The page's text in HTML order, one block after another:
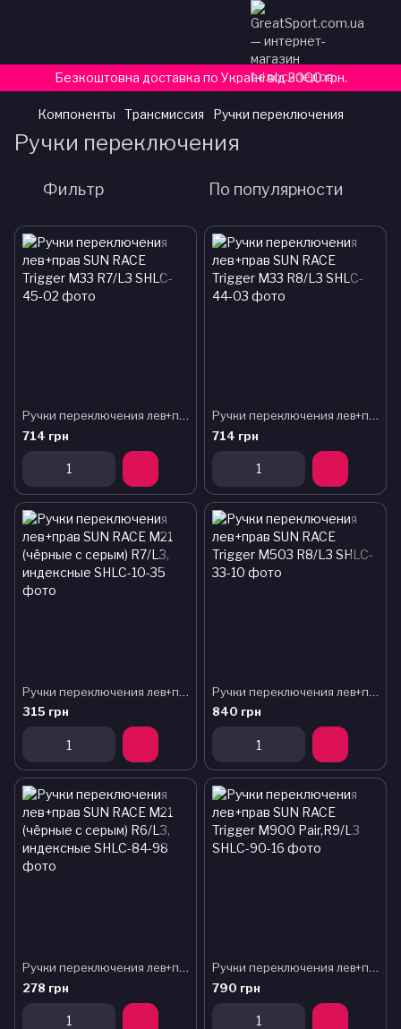
Безкоштовна доставка по Україні від 3000 грн.
Компоненты Трансмиссия Ручки переключения
Ручки переключения
Фильтр По популярности
Ручки переключения лев+прав SUN RACE Trigger M33 R7/L3
714 грн
Ручки переключения лев+прав SUN RACE Trigger M33 R8/L3
714 грн
Ручки переключения лев+прав SUN RACE M21 (чёрные с серым) R7/L3, индексные
315 грн
Ручки переключения лев+прав SUN RACE Trigger M503 R8/L3
840 грн
Ручки переключения лев+прав SUN RACE M21 (чёрные с серым) R6/L3, индексные
278 грн
Ручки переключения лев+прав SUN RACE Trigger M900 Pair,R9/L3
790 грн